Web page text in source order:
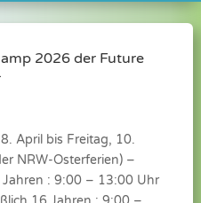
2026 der Future
April bis Freitag, 10.
NRW-Osterferien) –
Jahren : 9:00 – 13:00 Uhr